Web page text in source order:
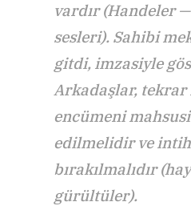
vardır (Handeler
sesleri). Sahibi
gitdi, imzasiyle
Arkadaşlar, tekrar
encümeni
edilmelidir ve
bırakılmalıdır
gürültüler).